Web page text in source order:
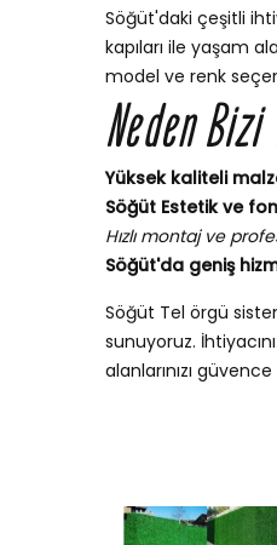
Söğüt'daki çeşitli
kapıları ile yaşam
model ve renk
Neden
Yüksek kaliteli
Söğüt Estetik ve
Hızlı montaj ve
Söğüt'da geniş
Söğüt Tel örgü
sunuyoruz.
alanlarınızı güvence